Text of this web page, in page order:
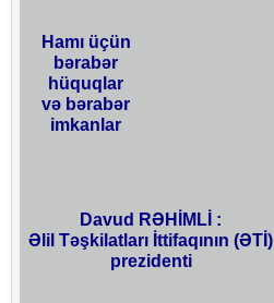
Hamı üçün
bərabər
hüquqlar
və bərabər
imkanlar
Davud RƏHİMLİ :
Əlil Təşkilatları İttifaqının (ƏTİ)
prezidenti